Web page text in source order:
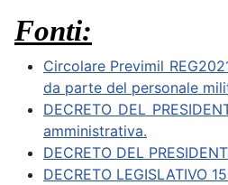
Fonti:
Circolare Previmil
da parte del personale
DECRETO DEL
amministrativa.
DECRETO DEL
DECRETO LEGISLATIVO